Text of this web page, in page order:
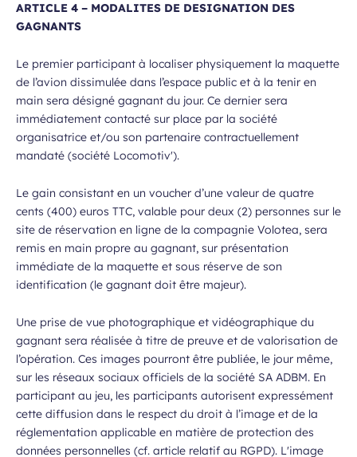
ARTICLE 4 – MODALITES DE DESIGNATION DES
GAGNANTS
Le premier participant à localiser physiquement la maquette
de l’avion dissimulée dans l’espace public et à la tenir en
main sera désigné gagnant du jour. Ce dernier sera
immédiatement contacté sur place par la société
organisatrice et/ou son partenaire contractuellement
mandaté (société Locomotiv').
Le gain consistant en un voucher d’une valeur de quatre
cents (400) euros TTC, valable pour deux (2) personnes sur le
site de réservation en ligne de la compagnie Volotea, sera
remis en main propre au gagnant, sur présentation
immédiate de la maquette et sous réserve de son
identification (le gagnant doit être majeur).
Une prise de vue photographique et vidéographique du
gagnant sera réalisée à titre de preuve et de valorisation de
l’opération. Ces images pourront être publiée, le jour même,
sur les réseaux sociaux officiels de la société SA ADBM. En
participant au jeu, les participants autorisent expressément
cette diffusion dans le respect du droit à l’image et de la
réglementation applicable en matière de protection des
données personnelles (cf. article relatif au RGPD). L'image